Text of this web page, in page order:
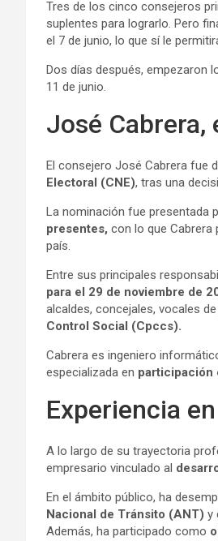
Tres de los cinco consejeros
suplentes para lograrlo. Pero
el 7 de junio, lo que sí le
Dos días después, empezaron
11 de junio.
José Cabrera,
El consejero José Cabrera fue
Electoral (CNE), tras una
La nominación fue presentada
presentes, con lo que Cabrera
país.
Entre sus principales
para el 29 de noviembre de
alcaldes, concejales, vocales
Control Social (Cpccs).
Cabrera es ingeniero
especializada en participación
Experiencia
A lo largo de su trayectoria
empresario vinculado al
En el ámbito público, ha
Nacional de Tránsito (ANT) y
Además, ha participado como